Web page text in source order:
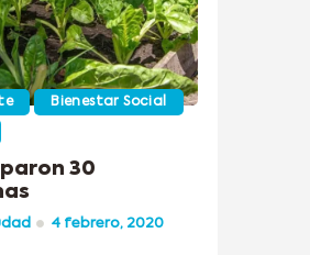
Bienestar Social
30
4 febrero, 2020